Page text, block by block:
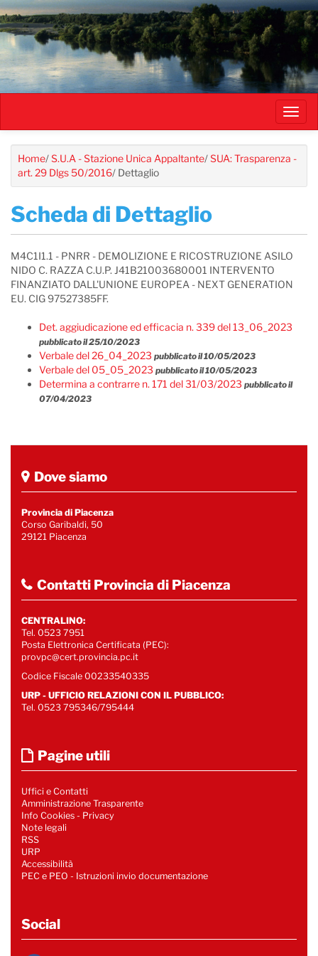
Salta
al
contenuto
principale
Home/S.U.A - Stazione Unica Appaltante/SUA: Trasparenza -
art. 29 Dlgs 50/2016/ Dettaglio
Scheda di Dettaglio
M4C1I1.1 - PNRR - DEMOLIZIONE E RICOSTRUZIONE ASILO
NIDO C. RAZZA C.U.P. J41B21003680001 INTERVENTO
FINANZIATO DALL'UNIONE EUROPEA - NEXT GENERATION
EU. CIG 97527385FF.
Det. aggiudicazione ed efficacia n. 339 del 13_06_2023
pubblicato il 25/10/2023
Verbale del 26_04_2023 pubblicato il 10/05/2023
Verbale del 05_05_2023 pubblicato il 10/05/2023
Determina a contrarre n. 171 del 31/03/2023 pubblicato il
07/04/2023
Dove siamo
Provincia di Piacenza
Corso Garibaldi, 50
29121 Piacenza
Contatti Provincia di Piacenza
CENTRALINO:
Tel. 0523 7951
Posta Elettronica Certificata (PEC):
provpc@cert.provincia.pc.it
Codice Fiscale 00233540335
URP - UFFICIO RELAZIONI CON IL PUBBLICO:
Tel. 0523 795346/795444
Pagine utili
Uffici e Contatti
Amministrazione Trasparente
Info Cookies - Privacy
Note legali
RSS
URP
Accessibilità
PEC e PEO - Istruzioni invio documentazione
Social